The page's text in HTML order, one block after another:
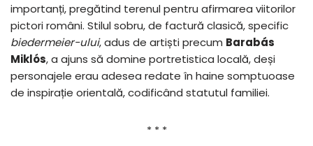
importanți, pregătind terenul pentru afirmarea viitorilor
pictori români. Stilul sobru, de factură clasică, specific
biedermeier-ului, adus de artiști precum Barabás
Miklós, a ajuns să domine portretistica locală, deși
personajele erau adesea redate în haine somptuoase
de inspirație orientală, codificând statutul familiei.
* * *